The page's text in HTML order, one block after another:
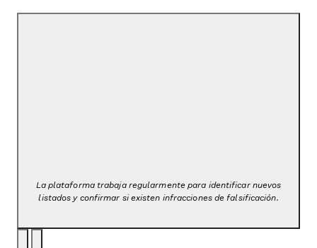
La plataforma trabaja regularmente para identificar nuevos
listados y confirmar si existen infracciones de falsificación.